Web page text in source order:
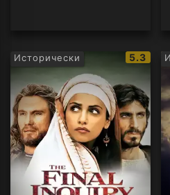
Исторически
IMDb
5.3